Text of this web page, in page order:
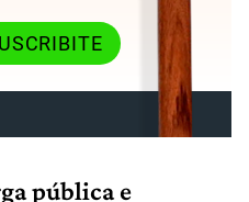
pública e